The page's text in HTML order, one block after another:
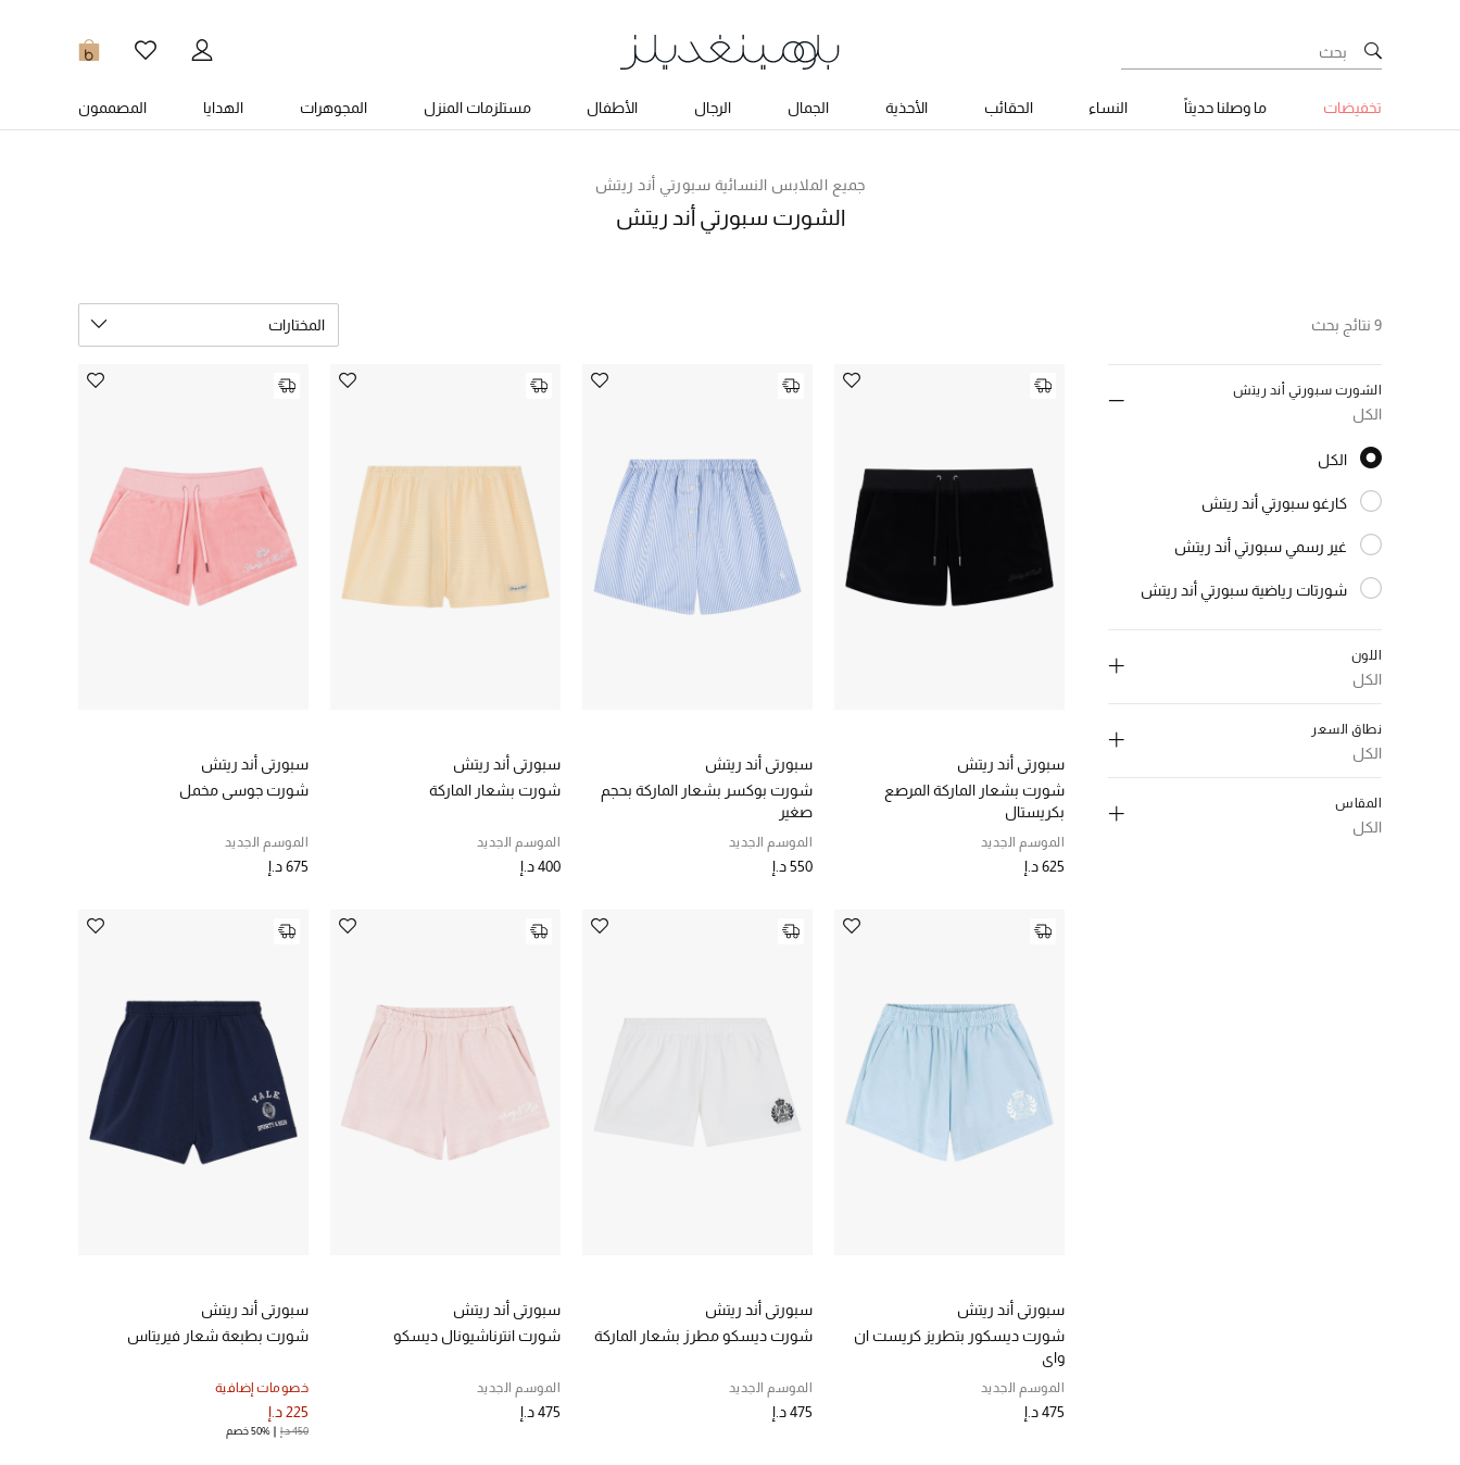
0
تخفيضات ما وصلنا حديثاً النساء الحقائب الأحذية الجمال الرجال الأطفال مستلزمات المنزل المجوهرات الهدايا المصممون
جميع الملابس النسائية سبورتي أند ريتش
الشورت سبورتي أند ريتش
9 نتائج بحث
الشورت سبورتي أند ريتش
الكل
الكل
كارغو سبورتي أند ريتش
غير رسمي سبورتي أند ريتش
شورتات رياضية سبورتي أند ريتش
اللون
الكل
الترتيب حسب اللون: #0047AB
نطاق السعر
الكل
المقاس
الكل
المختارات
سبورتي أند ريتش
شورت بشعار الماركة المرصع
بكريستال
الموسم الجديد
625 د.إ
سبورتي أند ريتش
شورت بوكسر بشعار الماركة بحجم
صغير
الموسم الجديد
550 د.إ
سبورتي أند ريتش
شورت بشعار الماركة
الموسم الجديد
400 د.إ
سبورتي أند ريتش
شورت جوسي مخمل
الموسم الجديد
675 د.إ
سبورتي أند ريتش
شورت ديسكور بتطريز كريست ان
واي
الموسم الجديد
475 د.إ
سبورتي أند ريتش
شورت ديسكو مطرز بشعار الماركة
الموسم الجديد
475 د.إ
سبورتي أند ريتش
شورت انترناشيونال ديسكو
الموسم الجديد
475 د.إ
سبورتي أند ريتش
شورت بطبعة شعار فيريتاس
خصومات إضافية
225 د.إ
450 د.إ 50% خصم